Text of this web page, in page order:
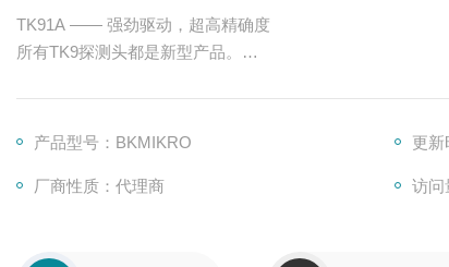
TK91A —— 强劲驱动，超高精确度
所有TK9探测头都是新型产品。
鉴于TK91A型大幅的监控范围，其配备有强劲的，拥有监控
产品型号：BKMIKRO 更新
厂商性质：代理商 访问